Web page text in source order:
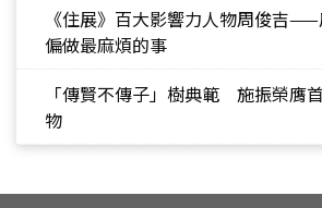
《住展》百大影響力人物周俊吉
偏做最麻煩的事
「傳賢不傳子」樹典範 施振榮膺
物